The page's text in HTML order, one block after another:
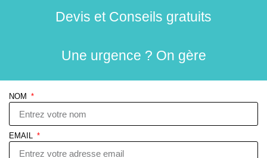
Devis et Conseils gratuits
Une urgence ? On gère
NOM
EMAIL